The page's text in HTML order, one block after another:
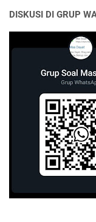
DISKUSI DI GRUP